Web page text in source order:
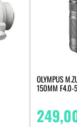
OLYMPUS
150MM F4.0-